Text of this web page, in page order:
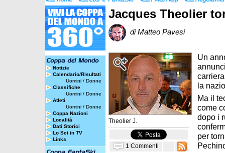
Notizie
Calendario/Risultati
Uomini / Donne
Classifiche
Uomini / Donne
Atleti
Uomini / Donne
Coppa Nazioni
Località
Dati Storici
Lo Sci in TV
Links
Jacques Theolier
di Matteo Pavesi
Theolier J.
1 Commenti
Un
la
Ma il
come
dopo i
per